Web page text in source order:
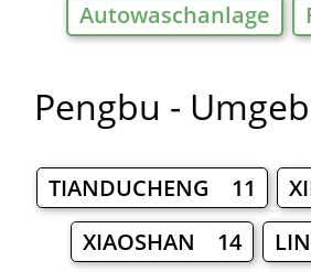
Autowaschanlage
Pengbu -
TIANDUCHENG 11
XIAOSHAN 14